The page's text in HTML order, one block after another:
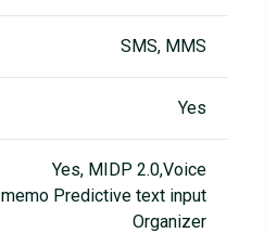
SMS, MMS
Yes
Yes, MIDP 2.0,Voice
memo Predictive text input
Organizer